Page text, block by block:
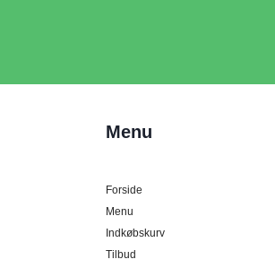
Menu
Forside
Menu
Indkøbskurv
Tilbud